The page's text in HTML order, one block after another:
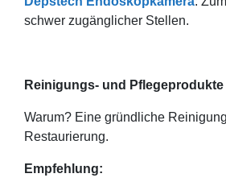
schwer zugänglicher Stellen.
Reinigungs- und Pflegeprodukte
Warum? Eine gründliche
Restaurierung.
Empfehlung: